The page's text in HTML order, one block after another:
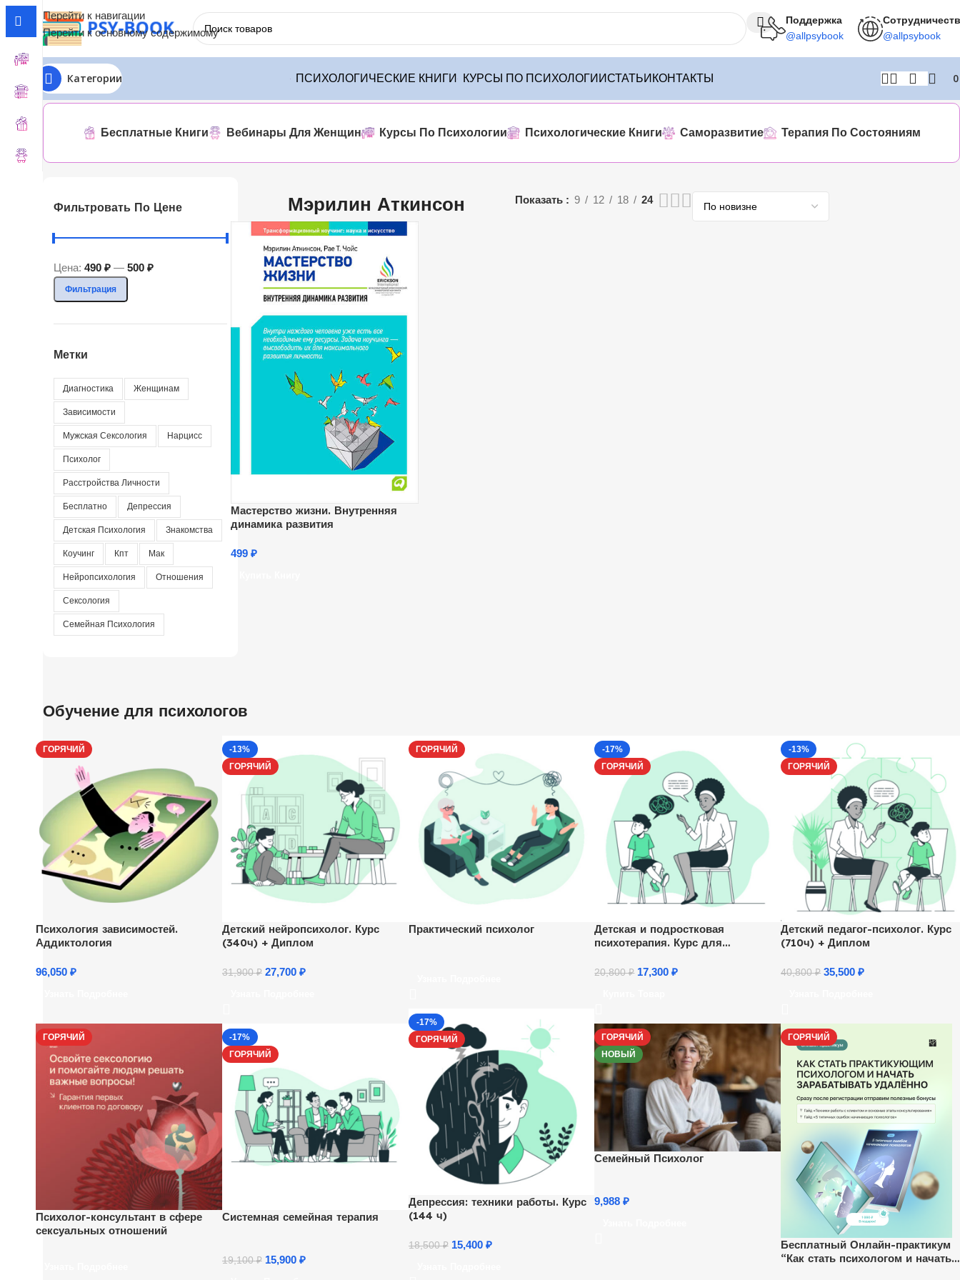
Перейти к навигации
Перейти к основному содержимому
Поддержка
@allpsybook @allpsybook
Категории ПСИХОЛОГИЧЕСКИЕ КНИГИ КУРСЫ ПО ПСИХОЛОГИИСТАТЬИ КОНТАКТЫ
Главная ЛИТРЕС
Бесплатные Книги Вебинары Для Женщин Курсы По Психологии Психологические Книги Саморазвитие Терапия По Состояниям
Фильтровать По Цене
Фильтрация
Цена: 490 ₽ — 500 ₽
Метки
Диагностика Женщинам
Зависимости
Мужская Сексология Нарцисс
Психолог
Расстройства Личности
Бесплатно Депрессия
Детская Психология Знакомства
Коучинг Кпт Мак
Нейропсихология Отношения
Сексология
Семейная Психология
Мэрилин Аткинсон Показать 9 12 18 24
Мастерство жизни. Внутренняя
динамика развития
499 ₽
Обучение для психологов
ГОРЯЧИЙ
Психология зависимостей.
Аддиктология
96,050 ₽
-13%
ГОРЯЧИЙ
Детский нейропсихолог. Курс
(340ч) + Диплом
31,900₽ 27,700 ₽
ГОРЯЧИЙ
Практический психолог
-17%
ГОРЯЧИЙ
Детская и подростковая
психотерапия. Курс для
20,800₽ 17,300₽
-13%
ГОРЯЧИЙ
Детский педагог-психолог. Курс
(710ч) + Диплом
40,800₽ 35,500₽
-17%
ГОРЯЧИЙ
Депрессия: техники работы. Курс
(144 ч)
18,500₽ 15,400 ₽
ГОРЯЧИЙ
Психолог-консультант в сфере
сексуальных отношений
-17%
ГОРЯЧИЙ
Системная семейная терапия
19,100₽ 15,900 ₽
ГОРЯЧИЙ
НОВЫЙ
Семейный Психолог
9,988₽
ГОРЯЧИЙ
Бесплатный Онлайн-практикум
“Как стать психологом и начать